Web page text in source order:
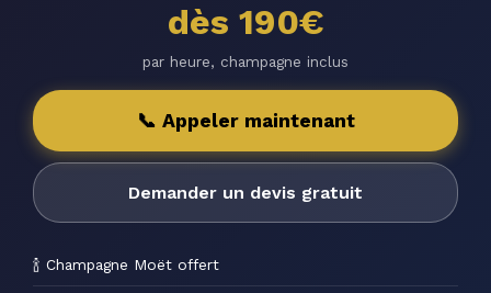
dès 190€
par heure, champagne inclus
📞 Appeler maintenant
Demander un devis gratuit
🍾 Champagne Moët offert